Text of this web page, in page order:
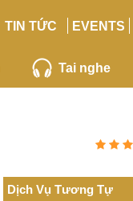
TIN TỨC EVENTS
Tai nghe
Dịch Vụ Tương Tự